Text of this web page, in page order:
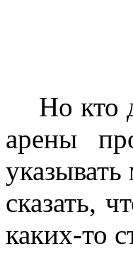
Но кто
арены
сказать,
каких-то